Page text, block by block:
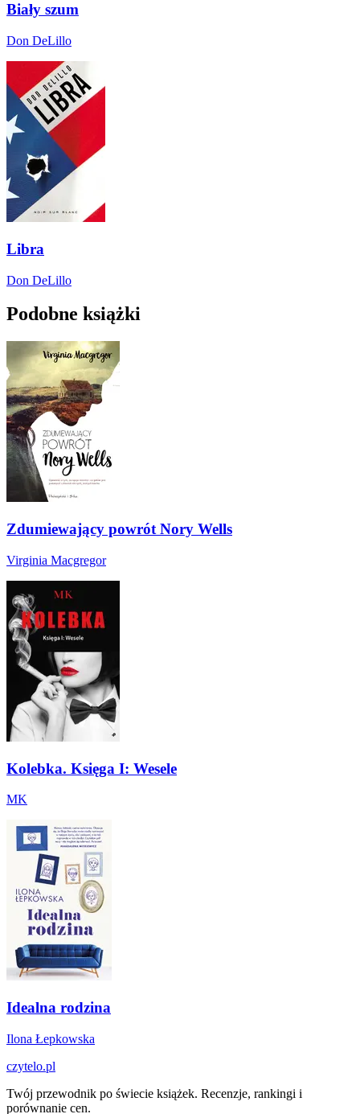
Biały szum
Don DeLillo
Libra
Don DeLillo
Podobne książki
Zdumiewający powrót Nory Wells
Virginia Macgregor
Kolebka. Księga I: Wesele
MK
Idealna rodzina
Ilona Łepkowska
czytelo.pl
Twój przewodnik po świecie książek. Recenzje, rankingi i
porównanie cen.